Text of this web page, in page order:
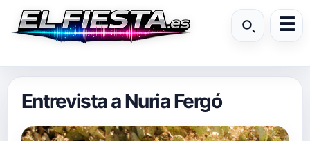
Entrevista a Nuria Fergó